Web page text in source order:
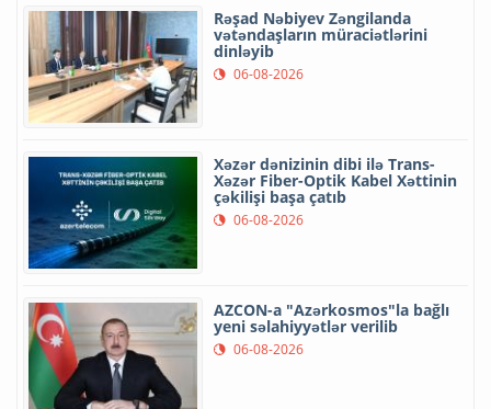
Rəşad Nəbiyev Zəngilanda
vətəndaşların müraciətlərini
dinləyib
06-08-2026
Xəzər dənizinin dibi ilə Trans-
Xəzər Fiber-Optik Kabel Xəttinin
çəkilişi başa çatıb
06-08-2026
AZCON-a "Azərkosmos"la bağlı
yeni səlahiyyətlər verilib
06-08-2026